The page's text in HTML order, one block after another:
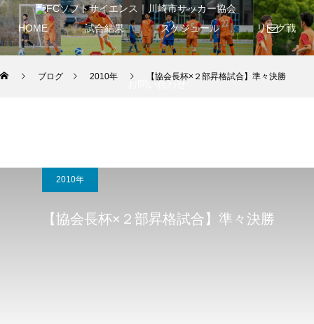
HOME 試合結果 スケジュール リーグ戦
お問い合わせ
ブログ 2010年 【協会長杯×２部昇格試合】準々決勝
2010年
【協会長杯×２部昇格試合】準々決勝